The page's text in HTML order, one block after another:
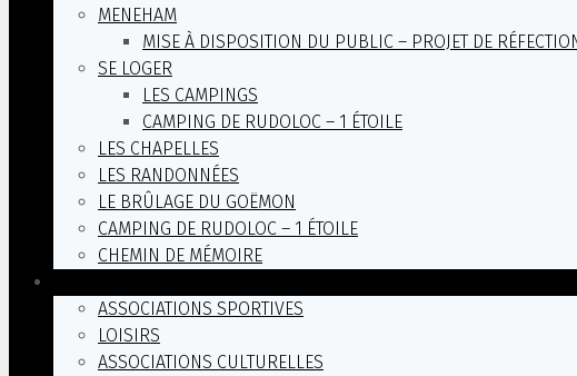
MENEHAM
MISE À DISPOSITION DU PUBLIC – PROJET DE
SE LOGER
LES CAMPINGS
CAMPING DE RUDOLOC – 1 ÉTOILE
LES CHAPELLES
LES RANDONNÉES
LE BRÛLAGE DU GOËMON
CAMPING DE RUDOLOC – 1 ÉTOILE
CHEMIN DE MÉMOIRE
ASSOCIATIONS SPORTIVES
LOISIRS
ASSOCIATIONS CULTURELLES